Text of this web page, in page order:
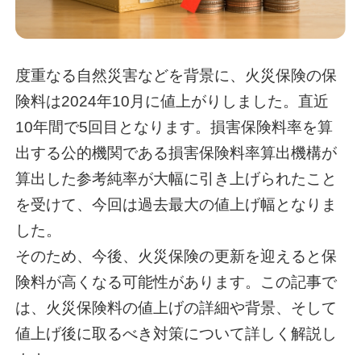
度重なる自然災害などを背景に、火災保険の保
険料は2024年10月に値上がりしました。直近
10年間で5回目となります。損害保険料率を算
出する公的機関である損害保険料率算出機構が
算出した参考純率が大幅に引き上げられたこと
を受けて、今回は過去最大の値上げ幅となりま
した。
そのため、今後、火災保険の更新を迎えると保
険料が高くなる可能性があります。この記事で
は、火災保険料の値上げの詳細や背景、そして
値上げ後に取るべき対策について詳しく解説し